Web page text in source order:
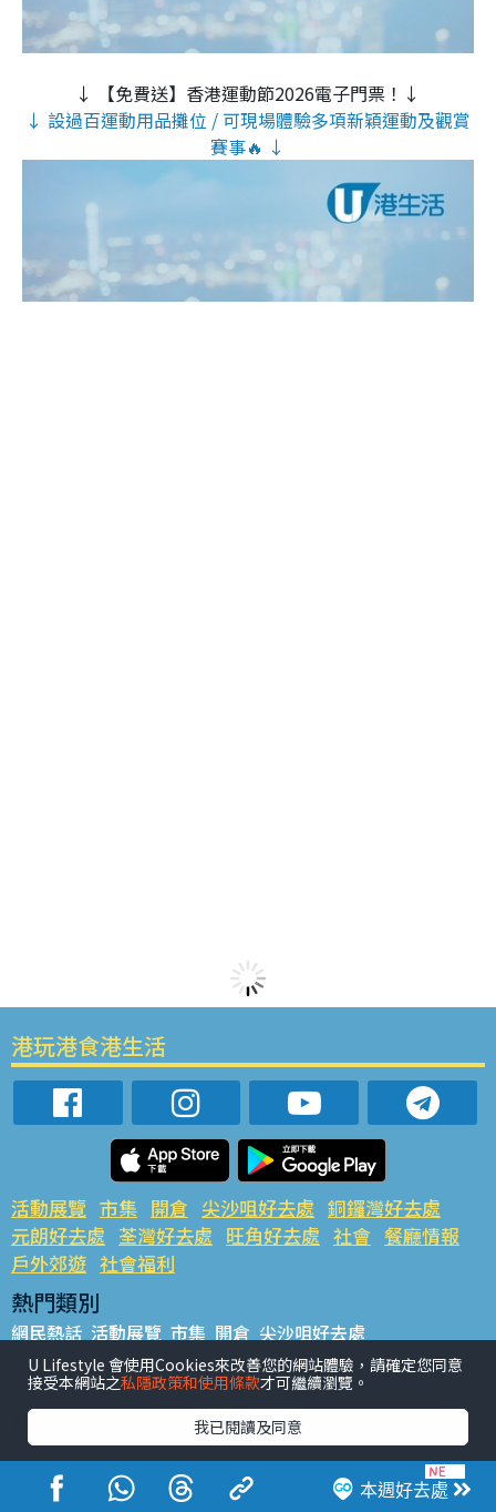
↓ 【免費送】香港運動節2026電子門票！↓
↓ 設過百運動用品攤位 / 可現場體驗多項新穎運動及觀賞
賽事🔥 ↓
本週好去處
港玩港食港生活
活動展覽 市集 開倉 尖沙咀好去處 銅鑼灣好去處
元朗好去處 荃灣好去處 旺角好去處 社會 餐廳情報
戶外郊遊 社會福利
熱門類別
網民熱話 活動展覽 市集 開倉 尖沙咀好去處
銅鑼灣好去處 元朗好去處 荃灣好去處 旺角好去處 社會
餐廳情報 戶外郊遊
熱門標籤
#UGO搵好去處 #人氣活動推介 #美食社群熱話
#親子玩樂好去處
#ULifestyle應用程式
#限時搶
U Lifestyle 會使用Cookies來改善您的網站體驗，請確定您同意
接受本網站之私隱政策和使用條款才可繼續瀏覽。
我已閱讀及同意